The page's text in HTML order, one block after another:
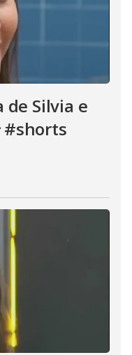
de Silvia e
#shorts